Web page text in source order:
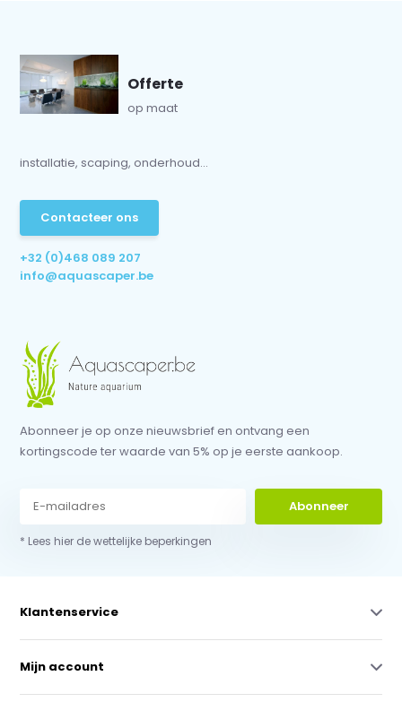
Offerte
op maat
installatie, scaping, onderhoud...
Contacteer ons
+32 (0)468 089 207
info@aquascaper.be
Abonneer je op onze nieuwsbrief en ontvang een
kortingscode ter waarde van 5% op je eerste aankoop.
Abonneer
* Lees hier de wettelijke beperkingen
Klantenservice
Mijn account